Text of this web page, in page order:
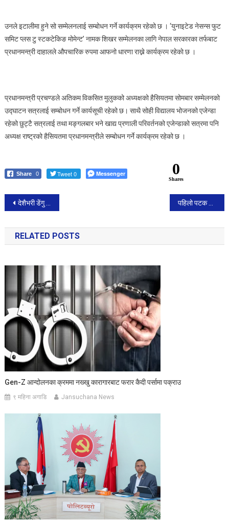
उनले इटालीमा हुने सो सम्मेलनलाई सम्बोधन गर्ने कार्यक्रम रहेको छ । ‘युनाइटेड नेसन्स फुट
समिट प्लस टु स्टकटेकिङ मोमेन्ट’ नामक शिखर सम्मेलनका लागि नेपाल सरकारका तर्फबाट
प्रधानमन्त्री दाहालले औपचारिक रुपमा आफनो धारणा राख्ने कार्यक्रम रहेकाे छ ।
प्रधानमन्त्री प्रचण्डले अतिकम विकसित मुलुकको अध्यक्षको हैसियतमा सोमबार सम्मेलनको
उद्घाटन सत्रलाई सम्बोधन गर्ने कार्यसूची रहेको छ। साथै सोही विद्यालय भोजनको एजेन्डा
रहेको छुट्टै सत्रलाई तथा मङ्गलबार भने खाद्य प्रणाली परिवर्तनको एजेन्डाको सत्रमा पनि
अध्यक्ष राष्ट्रको हैसियतमा प्रधानमन्त्रीले सम्बोधन गर्ने कार्यक्रम रहेको छ ।
Share 0 Tweet 0 Messenger 0
Shares
Post
navigation
देशैभरी डेंगु संक्रमितकाे संख्या बढ्याे, सतर्कता अपनाउन मन्त्रालयकाे अनुराेध
RELATED POSTS
Gen-Z आन्दोलनका क्रममा नख्खु कारागारबाट फरार कैदी पर्सामा पक्राउ
९ महिना अगाडि Jansuchana News